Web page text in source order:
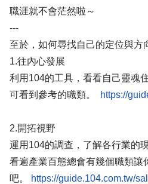
職涯就不會茫然啦～
---
至於，如何尋找自己的定位與方
1.往內心發展
利用104的工具，看看自己靈魂
可看到參考的職類。
https://
2.開拓視野
運用104的調查，了解各行業的
看遍產業百態總會有幾個職類讓
吧。
https://guide.104.com.tw/